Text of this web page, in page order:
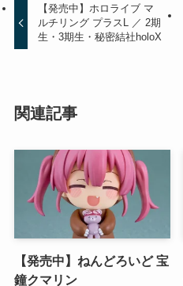
【発売中】ホロライブ マ
ルチリング プラスL ／ 2期
生・3期生・秘密結社holoX
関連記事
【発売中】ねんどろいど 宝
鐘クマリン